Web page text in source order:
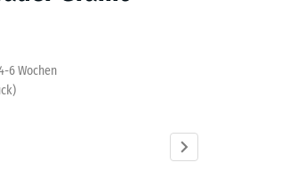
6 Wochen